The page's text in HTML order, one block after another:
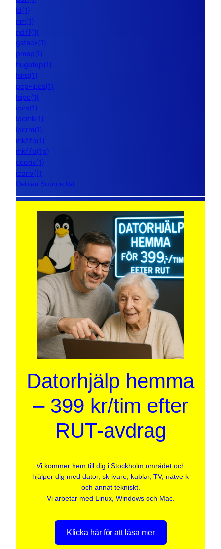
ld(1)
nm(1)
ndiff(1)
gstack(1)
pmap(1)
hugetop(1)
lsirq(1)
pcp-ipcs(1)
lsipc(1)
ipcs(1)
ipcmk(1)
ipcrm(1)
mkfifo(1)
mkfifo(1p)
uconv(1)
iconv(1)
Debian Source list
Datorhjälp hemma
– 399 kr/tim efter
RUT-avdrag
Vi kommer hem till dig i Stockholm området och
hjälper dig med dator, skrivare, kablar, TV, nätverk
och annat tekniskt.
Vi arbetar med Linux, Windows och Mac.
Klicka här för att läsa mer